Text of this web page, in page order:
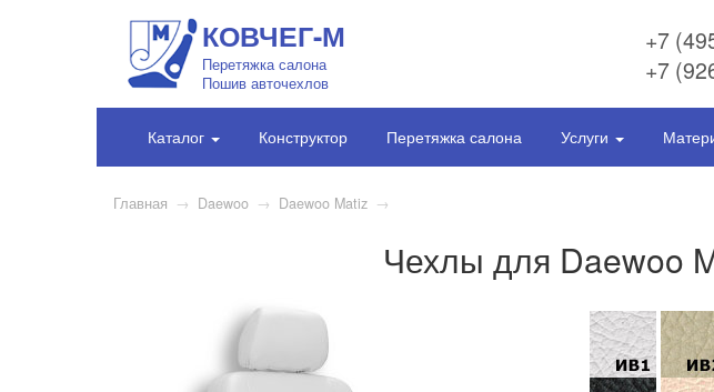
КОВЧЕГ-М
Перетяжка салона
Пошив авточехлов
+7
+7
Каталог Конструктор Перетяжка салона Услуги
Главная → Daewoo → Daewoo Matiz →
Чехлы для Daewoo